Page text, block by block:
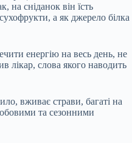
на сніданок він їсть
а як джерело білка
енергію на весь день, не
лікар, слова якого наводить
вживає страви, багаті на
та сезонними